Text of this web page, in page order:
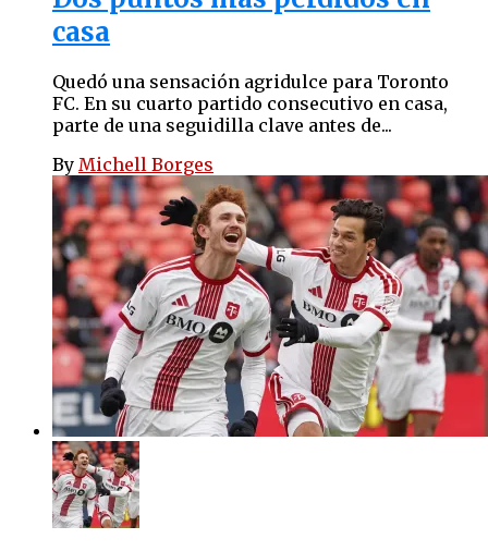
casa
Quedó una sensación agridulce para Toronto
FC. En su cuarto partido consecutivo en casa,
parte de una seguidilla clave antes de...
By Michell Borges